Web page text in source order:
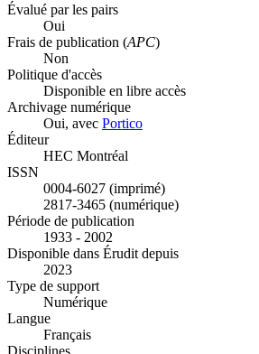
Évalué par les pairs
Oui
Frais de publication (APC)
Non
Politique d'accès
Disponible en libre accès
Archivage numérique
Oui, avec Portico
Éditeur
HEC Montréal
ISSN
0004-6027 (imprimé)
2817-3465 (numérique)
Période de publication
1933 - 2002
Disponible dans Érudit depuis
2023
Type de support
Numérique
Langue
Français
Disciplines